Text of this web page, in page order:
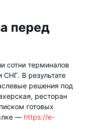
перед
сотни терминалов
В результате
решения под
ресторан
готовых
— https://e-